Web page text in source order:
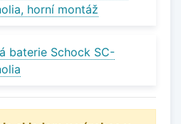
horní montáž
baterie Schock SC-